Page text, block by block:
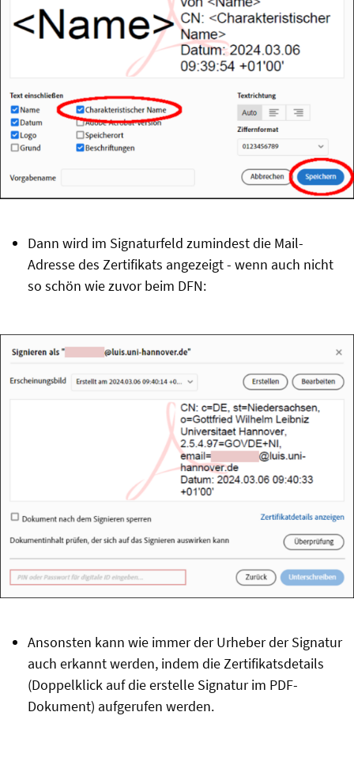
Dann wird im Signaturfeld zumindest die Mail-
Adresse des Zertifikats angezeigt - wenn auch nicht
so schön wie zuvor beim DFN:
Ansonsten kann wie immer der Urheber der Signatur
auch erkannt werden, indem die Zertifikatsdetails
(Doppelklick auf die erstelle Signatur im PDF-
Dokument) aufgerufen werden.